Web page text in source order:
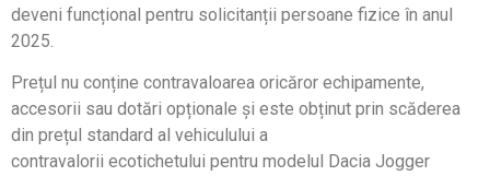
deveni funcțional pentru solicitanții persoane fizice în anul
2025.
Prețul nu conține contravaloarea oricăror echipamente,
accesorii sau dotări opționale și este obținut prin scăderea
din prețul standard al vehiculului a
contravalorii ecotichetului pentru modelul Dacia Jogger